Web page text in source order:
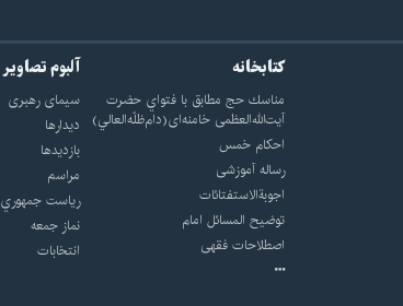
کتابخانه
مناسك حج مطابق با فتواي حضرت
آيت‌الله‌العظمى خامنه‌اى(دام‌ظلّه‌العالي)
احکام خمس
رساله آموزشی
اجوبة‌الاستفتائات
توضيح المسائل امام
اصطلاحات فقهى
آلبوم تصاویر
سيماى رهبرى
ديدارها
بازديدها
مراسم
رياست جمهوري
نماز جمعه
انتخابات